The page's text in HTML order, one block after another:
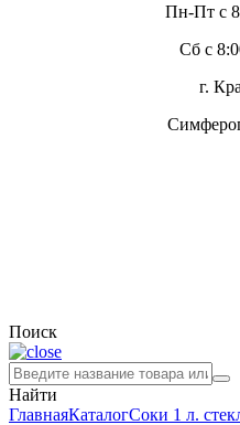
Пн-Пт с
Сб с
г.
Поиск
Найти
ГлавнаяКаталогСоки 1 л.